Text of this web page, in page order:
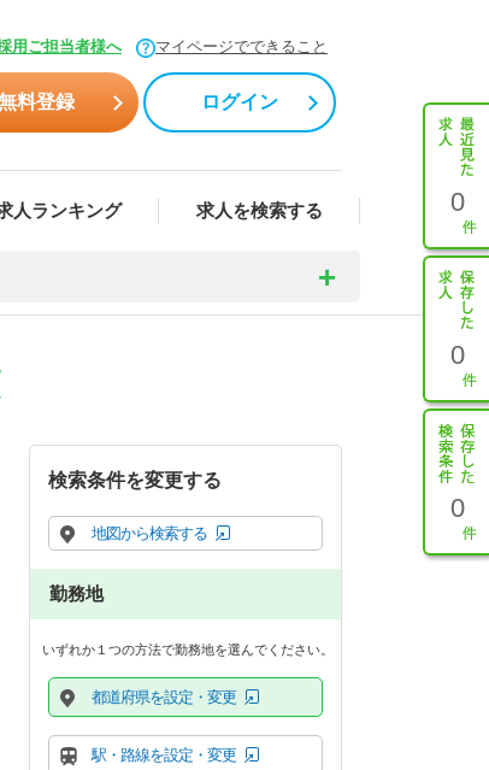
用ご担当者様へ マイページでできること
料登録 ログイン
人ランキング 求人を検索する 0
0
0
検索条件を変更する
地図から検索する
勤務地
いずれか１つの方法で勤務地を選んでください。
都道府県を設定・変更
駅・路線を設定・変更